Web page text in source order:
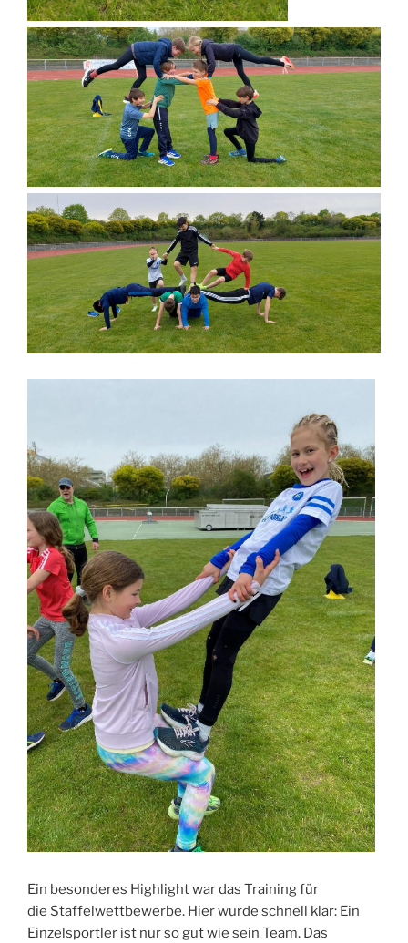
Ein besonderes Highlight war das Training für
die Staffelwettbewerbe. Hier wurde schnell klar: Ein
Einzelsportler ist nur so gut wie sein Team. Das